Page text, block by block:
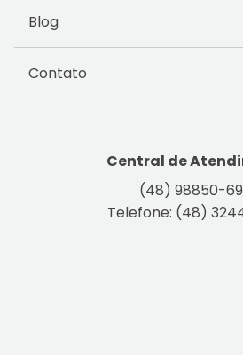
Blog
Contato
Central de
(48) 98850-
Telefone: (48)